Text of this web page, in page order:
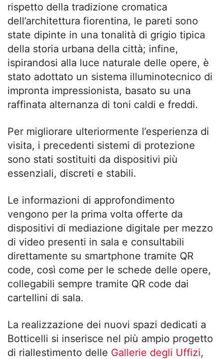
rispetto della tradizione cromatica
dell’architettura fiorentina, le pareti sono
state dipinte in una tonalità di grigio tipica
della storia urbana della città; infine,
ispirandosi alla luce naturale delle opere, è
stato adottato un sistema illuminotecnico di
impronta impressionista, basato su una
raffinata alternanza di toni caldi e freddi.
Per migliorare ulteriormente l’esperienza di
visita, i precedenti sistemi di protezione
sono stati sostituiti da dispositivi più
essenziali, discreti e stabili.
Le informazioni di approfondimento
vengono per la prima volta offerte da
dispositivi di mediazione digitale per mezzo
di video presenti in sala e consultabili
direttamente su smartphone tramite QR
code, così come per le schede delle opere,
collegabili sempre tramite QR code dai
cartellini di sala.
La realizzazione dei nuovi spazi dedicati a
Botticelli si inserisce nel più ampio progetto
di riallestimento delle Gallerie degli Uffizi,